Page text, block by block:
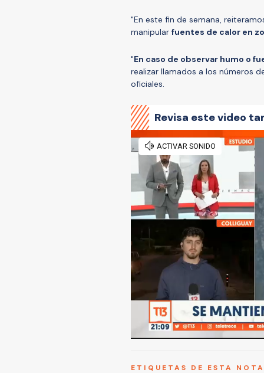
"En este fin de semana,
manipular fuentes de calor en
"En caso de observar humo o
realizar llamados a los números
oficiales.
Revisa este video
ETIQUETAS DE ESTA NOTA